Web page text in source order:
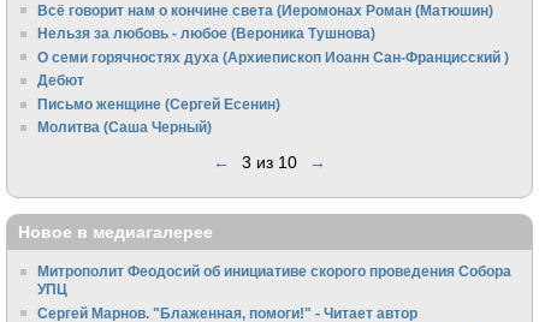
Всё говорит нам о кончине света (Иеромонах Роман (Матюшин)
Нельзя за любовь - любое (Вероника Тушнова)
О семи горячностях духа (Архиепископ Иоанн Сан-Францисский )
Дебют
Письмо женщине (Сергей Есенин)
Молитва (Саша Черный)
← 3 из 10 →
Новое в медиагалерее
Митрополит Феодосий об инициативе скорого проведения Собора
УПЦ
Сергей Марнов. "Блаженная, помоги!" - Читает автор